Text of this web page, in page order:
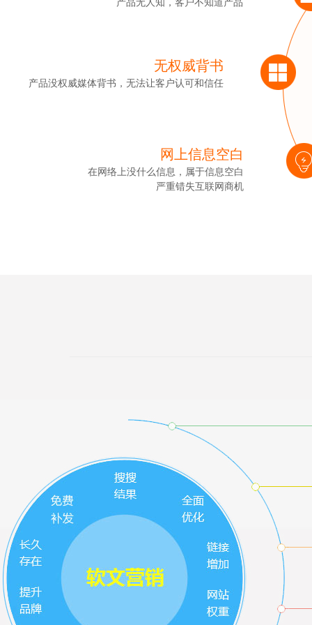
无权威背书
产品没权威媒体背书，无法让客户认可和信任
网上信息空白
在网络上没什么信息，属于信息空白
严重错失互联网商机